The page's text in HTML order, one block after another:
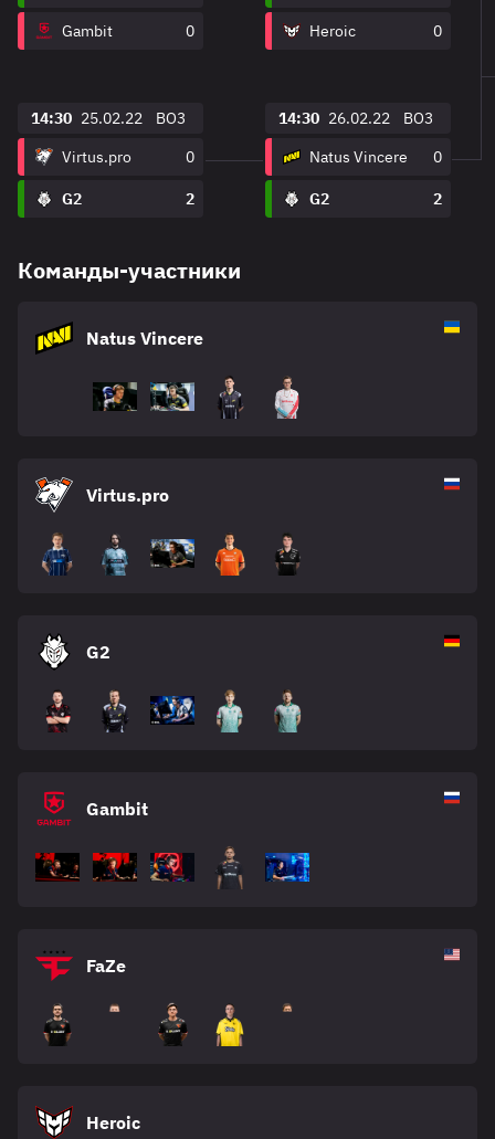
Gambit 0
14:30 25.02.22
BO3
Virtus.pro
0
G2 2
Heroic 0
14:30 26.02.22
BO3
Natus Vincere
0
G2 2
Команды-участники
Natus Vincere
Virtus.pro
G2
Gambit
FaZe
Heroic